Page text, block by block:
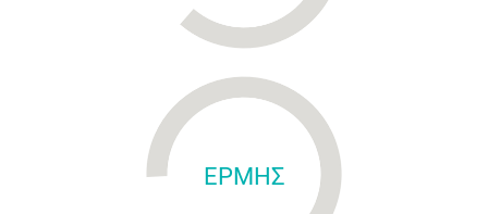
ΕΡΜΗΣ